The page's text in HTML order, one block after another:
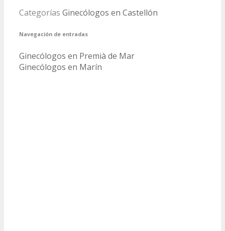
Categorías Ginecólogos en Castellón
Navegación de entradas
Ginecólogos en Premià de Mar
Ginecólogos en Marín